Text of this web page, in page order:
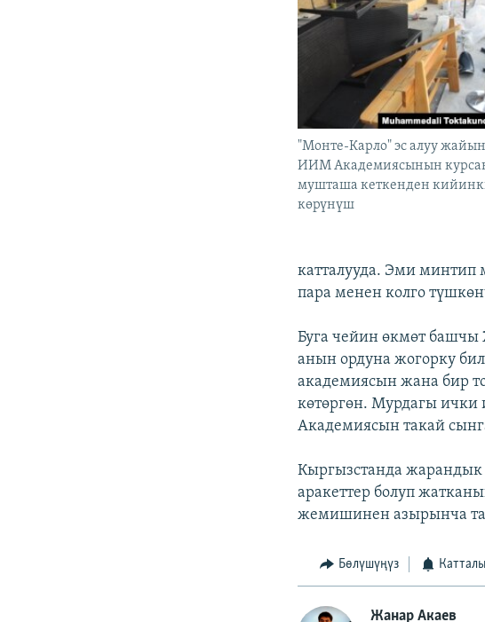
"Монте-Карло" эс алуу
ИИМ Академиясынын
мушташа кеткенден
көрүнүш
катталууда. Эми
пара менен колго
Буга чейин өкмөт
анын ордуна жогорку
академиясын жана бир
көтөргөн. Мурдагы
Академиясын такай
Кыргызстанда жарандык
аракеттер болуп
жемишинен азырынча
Бөлүшүңүз
Жанар Акаев